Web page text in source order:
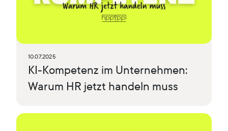
10.07.2025
KI-Kompetenz im Unternehmen:
Warum HR jetzt handeln muss